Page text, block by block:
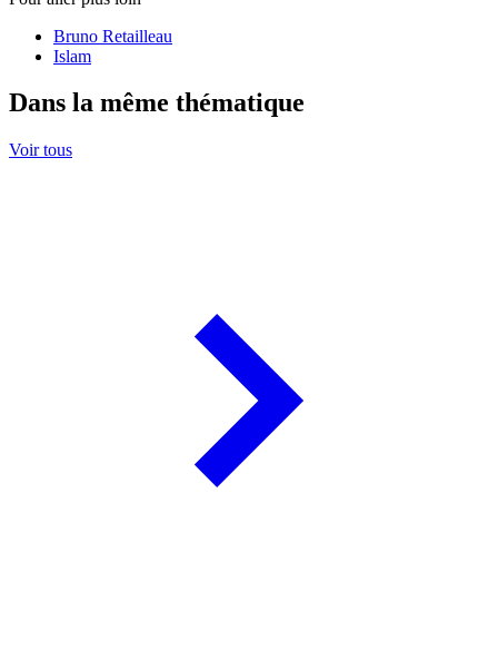
Bruno Retailleau
Islam
Dans la même thématique
Voir tous